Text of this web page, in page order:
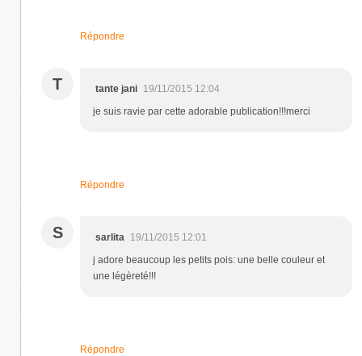
Répondre
T tante jani 19/11/2015 12:04
je suis ravie par cette adorable publication!!!merci
Répondre
S sarlita 19/11/2015 12:01
j adore beaucoup les petits pois: une belle couleur et
une légèreté!!!
Répondre